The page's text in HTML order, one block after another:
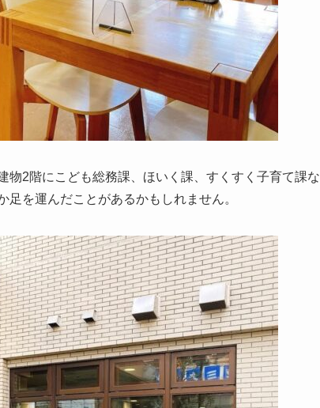
2階にこども総務課、ほいく課、すくすく子育て課な
を運んだことがあるかもしれません。